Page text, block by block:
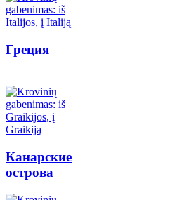
Греция
Канарские
острова